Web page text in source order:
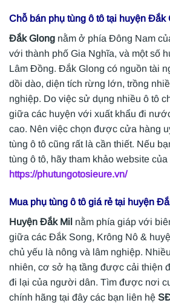
Chỗ bán phụ tùng ô tô tại huyện Đắk
Đắk Glong nằm ở phía Đông Nam
với thành phố Gia Nghĩa, và một số
Lâm Đồng. Đắk Glong có nguồn tài
dồi dào, diện tích rừng lớn, trồng
nghiệp. Do việc sử dụng nhiều ô tô
giữa các huyện với xuất khẩu đi
cao. Nên việc chọn được cửa hàng
tùng ô tô cũng rất là cần thiết. Nếu
tùng ô tô, hãy tham khảo website của
https://phutungotosieure.vn/
Mua phụ tùng ô tô giá rẻ tại huyện
Huyện Đắk Mil nằm phía giáp với
giữa các Đắk Song, Krông Nô &
chủ yếu là nông và lâm nghiệp.
nhiên, cơ sở hạ tầng được cải thiện
đi lại của người dân. Tìm được nơi
chính hãng tại đây các bạn liên hệ